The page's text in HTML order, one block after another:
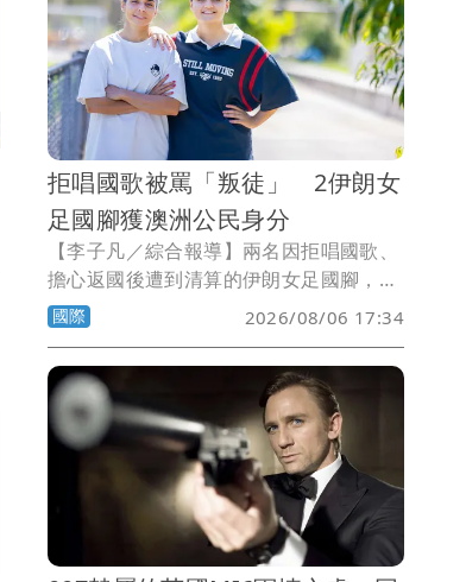
川普駁斥彈藥短缺報導 稱
有大量庫存
拒唱國歌被罵「叛徒」 2伊朗女
足國腳獲澳洲公民身分
【李子凡／綜合報導】兩名因拒唱國歌、
擔心返國後遭到清算的伊朗女足國腳，已
在澳洲展開新人生。34歲的拉梅扎尼薩德
（Atefeh Ramezanisadeh）與22歲的帕
桑迪德（Fatemeh Pasandideh），周三
在昆士蘭州布里斯本宣誓入籍，正式取得
澳洲公民身分。
國際 2026/08/06 17:34